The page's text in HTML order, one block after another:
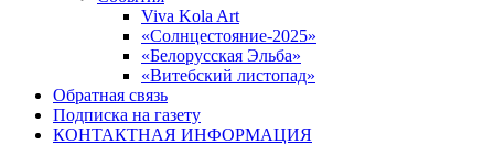
Viva Kola Art
«Солнцестояние-2025»
«Белорусская Эльба»
«Витебский листопад»
Обратная связь
Подписка на газету
КОНТАКТНАЯ ИНФОРМАЦИЯ